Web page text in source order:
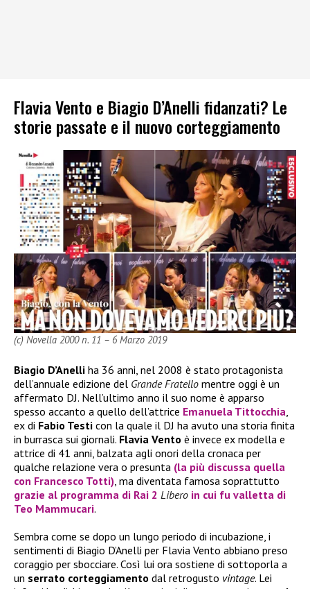
Flavia Vento e Biagio D’Anelli fidanzati? Le
storie passate e il nuovo corteggiamento
(c) Novella 2000 n. 11 – 6 Marzo 2019
Biagio D’Anelli ha 36 anni, nel 2008 è stato protagonista
dell’annuale edizione del Grande Fratello mentre oggi è un
affermato DJ. Nell’ultimo anno il suo nome è apparso
spesso accanto a quello dell’attrice Emanuela Tittocchia,
ex di Fabio Testi con la quale il DJ ha avuto una storia finita
in burrasca sui giornali. Flavia Vento è invece ex modella e
attrice di 41 anni, balzata agli onori della cronaca per
qualche relazione vera o presunta (la più discussa quella
con Francesco Totti), ma diventata famosa soprattutto
grazie al programma di Rai 2 Libero in cui fu valletta di
Teo Mammucari.
Sembra come se dopo un lungo periodo di incubazione, i
sentimenti di Biagio D’Anelli per Flavia Vento abbiano preso
coraggio per sbocciare. Così lui ora sostiene di sottoporla a
un serrato corteggiamento dal retrogusto vintage. Lei